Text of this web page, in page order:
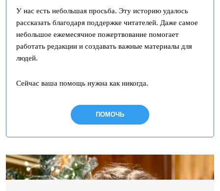
У нас есть небольшая просьба. Эту историю удалось
рассказать благодаря поддержке читателей. Даже самое
небольшое ежемесячное пожертвование помогает
работать редакции и создавать важные материалы для
людей.
Сейчас ваша помощь нужна как никогда.
ПОМОЧЬ